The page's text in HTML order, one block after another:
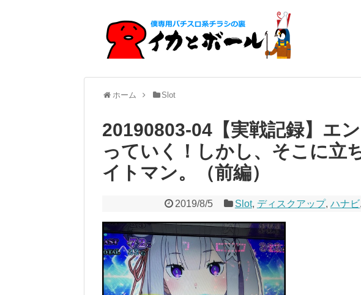
ホーム Slot
20190803-04【実戦記録】エ
っていく！しかし、そこに立
イトマン。（前編）
2019/8/5 Slot, ディスクアップ, ハナビ,